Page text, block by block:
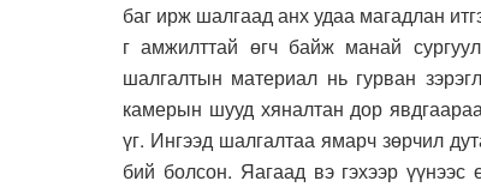
баг ирж шалгаад анх удаа магадлан
г амжилттай өгч байж манай
шалгалтын материал нь гурван
камерын шууд хяналтан дор
үг. Ингээд шалгалтаа ямарч зөрчил
бий болсон. Яагаад вэ гэхээр